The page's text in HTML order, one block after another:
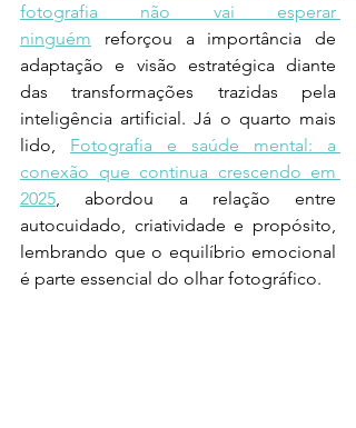
fotografia não vai esperar
ninguém reforçou a importância de
adaptação e visão estratégica diante
das transformações trazidas pela
inteligência artificial. Já o quarto mais
lido, Fotografia e saúde mental: a
conexão que continua crescendo em
2025, abordou a relação entre
autocuidado, criatividade e propósito,
lembrando que o equilíbrio emocional
é parte essencial do olhar fotográfico.